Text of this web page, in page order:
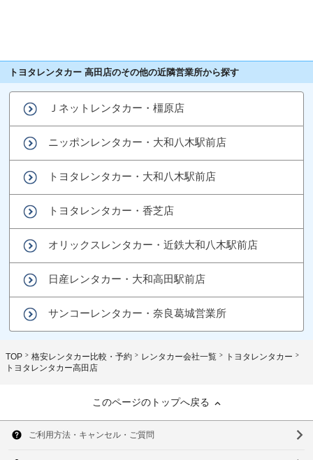
トヨタレンタカー 高田店のその他の近隣営業所から探す
Ｊネットレンタカー・橿原店
ニッポンレンタカー・大和八木駅前店
トヨタレンタカー・大和八木駅前店
トヨタレンタカー・香芝店
オリックスレンタカー・近鉄大和八木駅前店
日産レンタカー・大和高田駅前店
サンコーレンタカー・奈良葛城営業所
TOP 格安レンタカー比較・予約 レンタカー会社一覧
トヨタレンタカー
トヨタレンタカー高田店
このページのトップへ戻る